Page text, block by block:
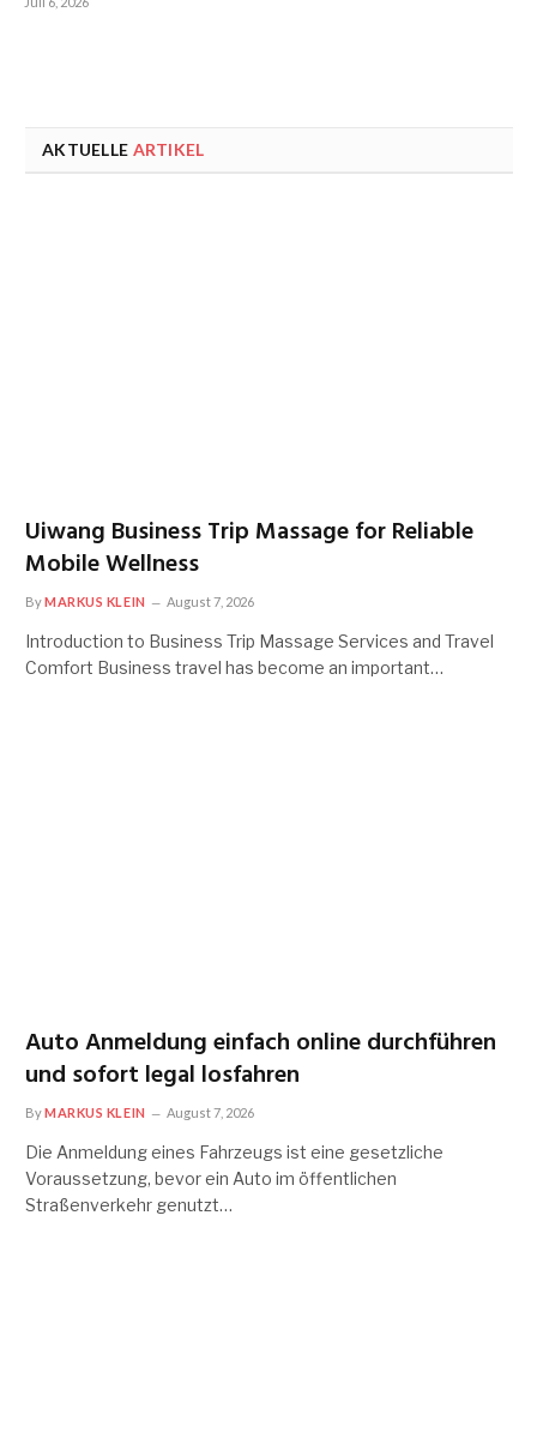
AKTUELLE ARTIKEL
Uiwang Business Trip Massage for Reliable
Mobile Wellness
ByMARKUS KLEIN August 7, 2026
Introduction to Business Trip Massage Services and Travel
Comfort Business travel has become an important…
Auto Anmeldung einfach online durchführen
und sofort legal losfahren
ByMARKUS KLEIN August 7, 2026
Die Anmeldung eines Fahrzeugs ist eine gesetzliche
Voraussetzung, bevor ein Auto im öffentlichen
Straßenverkehr genutzt…